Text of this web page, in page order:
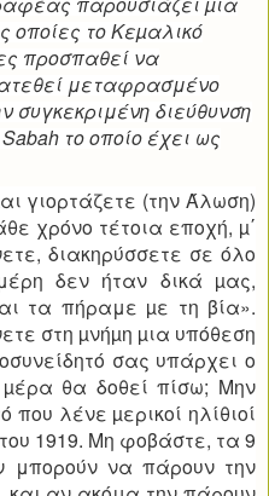
οποίες το Κεµαλικό
προσπαθεί να
μεταφρασμένο
συγκεκριμένη διεύθυνση
το οποίο έχει ως
γιορτάζετε (την Άλωση)
χρόνο τέτοια εποχή, µ΄
διακηρύσσετε σε όλο
δεν ήταν δικά µας,
τα πήραμε µε τη βία».
στη µνήµη µια υπόθεση
σας υπάρχει ο
θα δοθεί πίσω; Μην
λένε µερικοί ηλίθιοί
1919. Μη φοβάστε, τα 9
μπορούν να πάρουν την